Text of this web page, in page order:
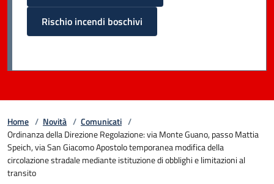
Rischio incendi boschivi
Home / Novità / Comunicati /
Ordinanza della Direzione Regolazione: via Monte Guano, passo Mattia
Speich, via San Giacomo Apostolo temporanea modifica della
circolazione stradale mediante istituzione di obblighi e limitazioni al
transito